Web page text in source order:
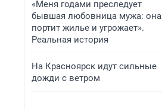
«Меня годами преследует
бывшая любовница мужа: она
портит жилье и угрожает».
Реальная история
На Красноярск идут сильные
дожди с ветром